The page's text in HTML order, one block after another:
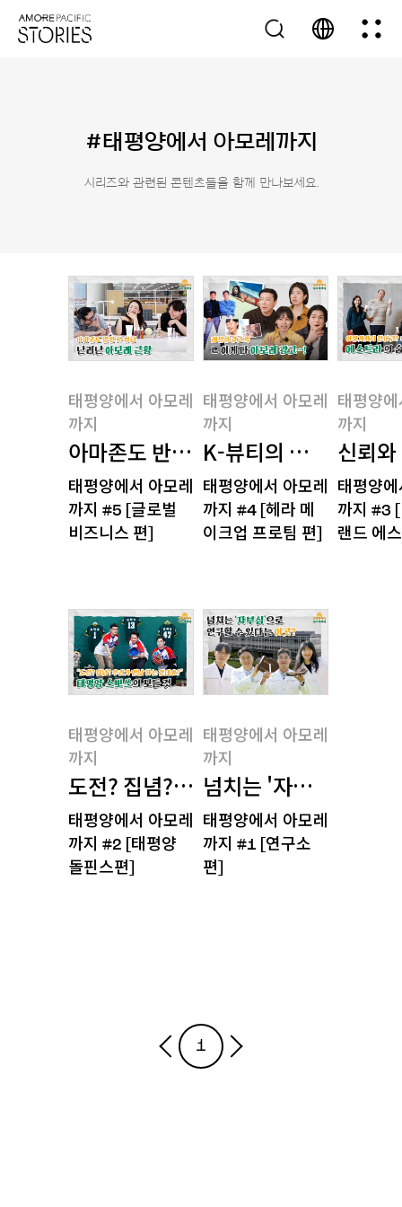
#태평양에서 아모레까지
시리즈와 관련된 콘텐츠들을 함께 만나보세요.
태평양에서 아모레까
지
태평양에서 아모레
까지
아마존도 반한 아모레퍼시픽의 K-뷰
태평양에서 아모레
까지 #5 [글로벌
비즈니스 편]
태평양에서 아모레까
지
태평양에서 아모레
까지
K-뷰티의 역사? 우리
태평양에서 아모레
까지 #4 [헤라 메
이크업 프로팀 편]
태평양에
지
태평양
까지
신뢰
태평양
까지 #3
랜드 에
태평양에서 아모레까
지
태평양에서 아모레
까지
도전? 집념? 우리가 맨날 하는건데요?
태평양에서 아모레
까지 #2 [태평양
돌핀스편]
태평양에서 아모레까
지
태평양에서 아모레
까지
넘치는 '자부심'으로
태평양에서 아모레
까지 #1 [연구소
편]
1